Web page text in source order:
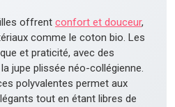
offrent confort et douceur,
comme le coton bio. Les
et praticité, avec des
jupe plissée néo-collégienne.
polyvalentes permet aux
tout en étant libres de